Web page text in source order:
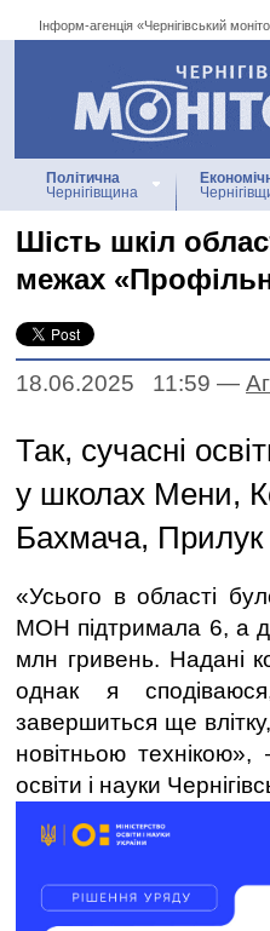
Інформ-агенція «Чернігівський
Інформ-агенція
«Чернігівський
Політична
Чернігівщина
Шість шкіл
межах
18.06.2025 11:59 —
Так, сучасні
у школах Мени,
Бахмача, Прилук
«Усього в області
МОН підтримала 6, а
млн гривень. Надані
однак я
завершиться ще
новітньою
освіти і науки